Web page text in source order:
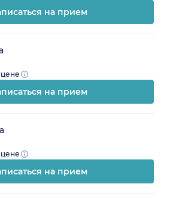
на прием
на прием
на прием